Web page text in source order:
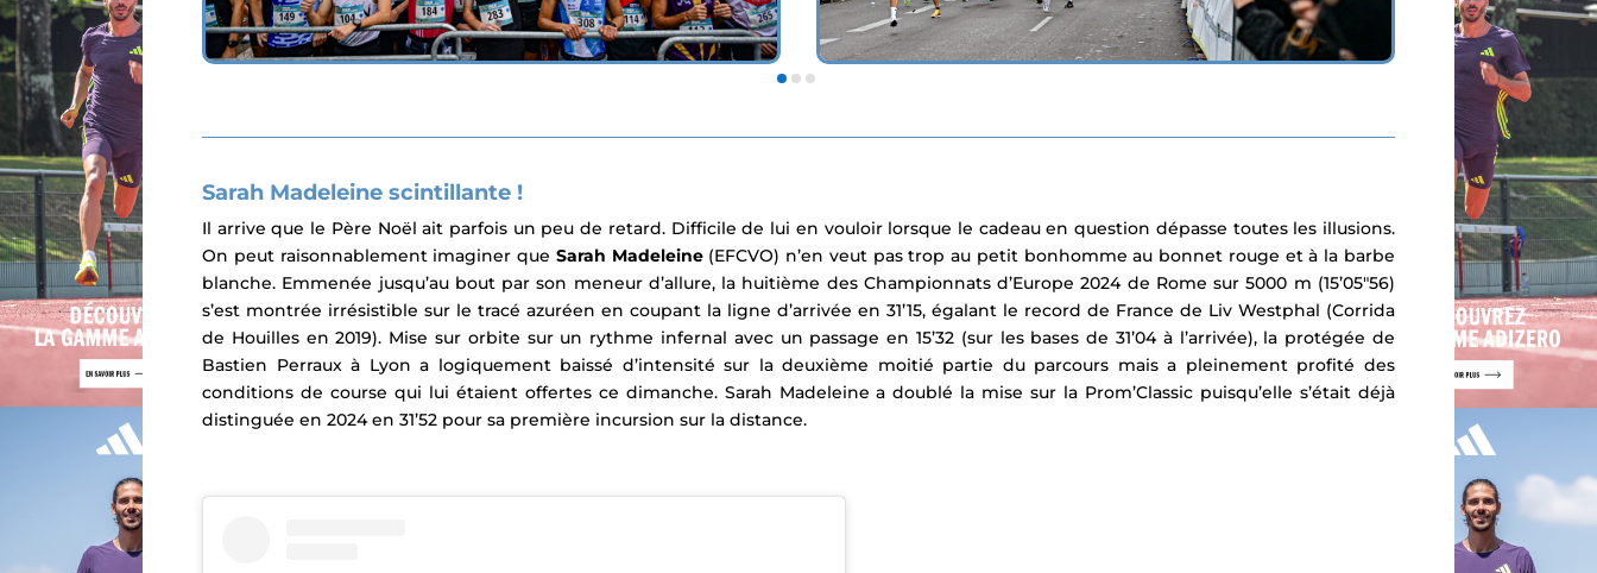
Sarah Madeleine scintillante !
Il arrive que le Père Noël ait parfois un peu de retard. Difficile de lui en vouloir lorsque le cadeau en question dépasse toutes les illusions.
On peut raisonnablement imaginer que Sarah Madeleine(EFCVO) n’en veut pas trop au petit bonhomme au bonnet rouge et à la barbe
blanche. Emmenée jusqu’au bout par son meneur d’allure, la huitième des Championnats d’Europe 2024 de Rome sur 5000 m (15’05″56)
s’est montrée irrésistible sur le tracé azuréen en coupant la ligne d’arrivée en 31’15, égalant le record de France de Liv Westphal (Corrida
de Houilles en 2019). Mise sur orbite sur un rythme infernal avec un passage en 15’32 (sur les bases de 31’04 à l’arrivée), la protégée de
Bastien Perraux à Lyon a logiquement baissé d’intensité sur la deuxième moitié partie du parcours mais a pleinement profité des
conditions de course qui lui étaient offertes ce dimanche. Sarah Madeleine a doublé la mise sur la Prom’Classic puisqu’elle s’était déjà
distinguée en 2024 en 31’52 pour sa première incursion sur la distance.